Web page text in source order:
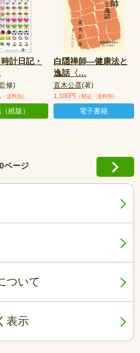
計日記・
修)
・送料別）
紙版）
白隠禅師―健康法と
逸話〈…
直木公彦(著)
1,100円 （税込・送料別）
電子書籍
ページ
ついて
表示